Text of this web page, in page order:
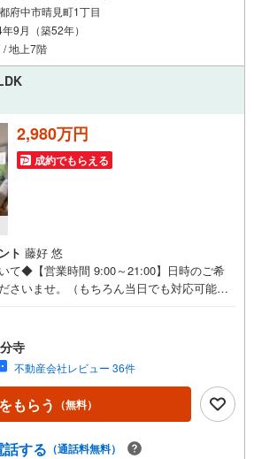
府中市晴見町1丁目
9月（築52年）
/ 地上7階
2,980万円
成約でもらえる
ト 藤好 悠
て◆【営業時間 9:00～21:00】日時のご希
さいませ。（もちろん当日でも対応可能で
すめいたします。「室内・現地を見学す
ご予約いただくと、スムーズにご案内可能
の手配や内覧準備が必要な場合がございま
ださい。◆TOHO HOUSE CLUB◆弊社で売
お客様はTOHO HOUSE CLUBにご加入いただ
20、30年後のリフォーム、保険やローンの見
ます。◆FPによるライフサポート◆専属ファ
寺
不動産会社レビュー 36件
もらう （無料）
話する （通話料無料）